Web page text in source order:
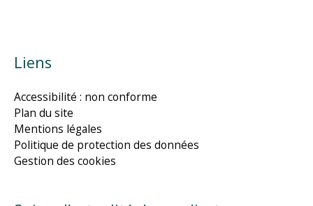
Liens
Accessibilité : non conforme
Plan du site
Mentions légales
Politique de protection des données
Gestion des cookies